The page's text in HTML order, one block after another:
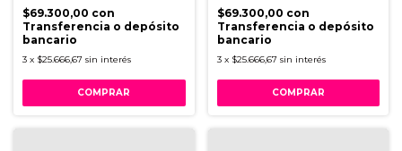
$69.300,00 con
Transferencia o depósito
bancario
3 x $25.666,67 sin interés
$69.300,00 con
Transferencia o depósito
bancario
3 x $25.666,67 sin interés